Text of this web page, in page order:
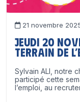
21 novembre
Jeudi 20
terrain de
Sylvain ALI, notre
participé cette
l’emploi, au